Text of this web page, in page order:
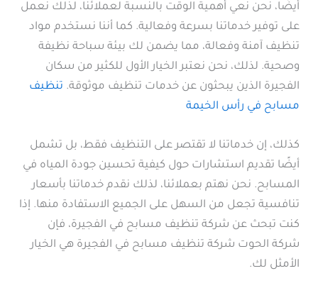
أيضًا، نحن نعي أهمية الوقت بالنسبة لعملائنا، لذلك نعمل
على توفير خدماتنا بسرعة وفعالية. كما أننا نستخدم مواد
تنظيف آمنة وفعالة، مما يضمن لك بيئة سباحة نظيفة
وصحية. لذلك، نحن نعتبر الخيار الأول للكثير من سكان
الفجيرة الذين يبحثون عن خدمات تنظيف موثوقة. تنظيف
مسابح في رأس الخيمة
كذلك، إن خدماتنا لا تقتصر على التنظيف فقط، بل تشمل
أيضًا تقديم استشارات حول كيفية تحسين جودة المياه في
المسابح. نحن نهتم بعملائنا، لذلك نقدم خدماتنا بأسعار
تنافسية تجعل من السهل على الجميع الاستفادة منها. إذا
كنت تبحث عن شركة تنظيف مسابح في الفجيرة، فإن
شركة الحوت شركة تنظيف مسابح في الفجيرة هي الخيار
الأمثل لك.